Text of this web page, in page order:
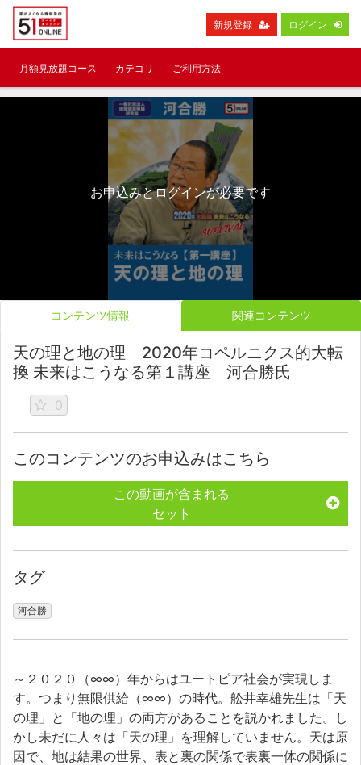
新規登録 ログイン
月額見放題コース カテゴリ ご利用方法
お申込みとログインが必要です
コンテンツ情報 関連コンテンツ
天の理と地の理 2020年コペルニクス的大転
換 未来はこうなる第１講座 河合勝氏
0
このコンテンツのお申込みはこちら
この動画が含まれる
セット
タグ
河合勝
～２０２０（∞∞）年からはユートピア社会が実現しま
す。つまり無限供給（∞∞）の時代。舩井幸雄先生は「天
の理」と「地の理」の両方があることを説かれました。し
かし未だに人々は「天の理」を理解していません。天は原
因で、地は結果の世界、表と裏の関係で表裏一体の関係に